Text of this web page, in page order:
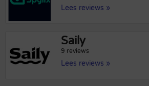
Lees reviews »
Saily
9 reviews
Lees reviews »